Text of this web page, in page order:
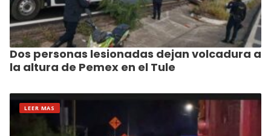
Dos personas lesionadas dejan volcadura a
la altura de Pemex en el Tule
LEER MAS